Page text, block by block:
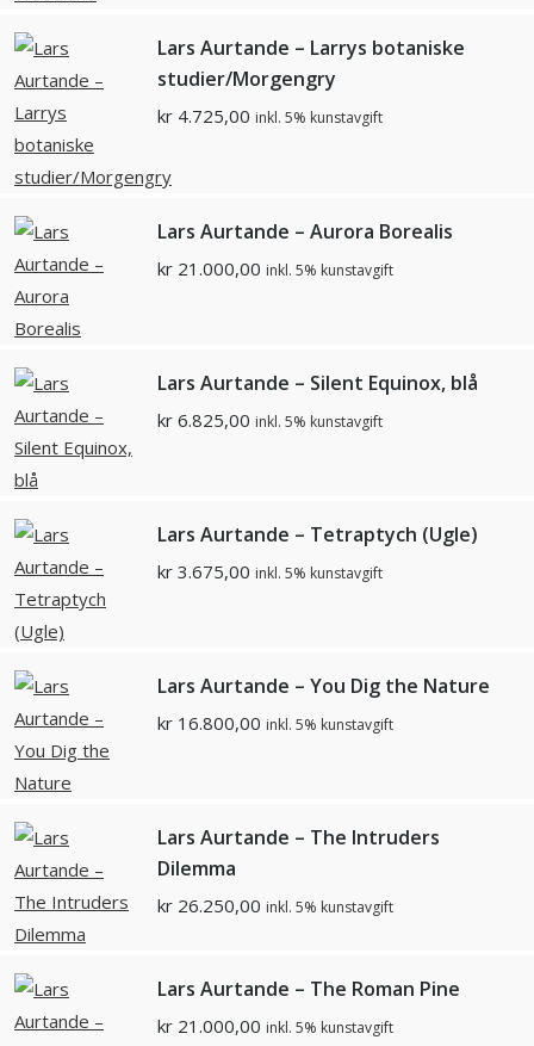
Lars Aurtande – Larrys botaniske
studier/Morgengry
kr 4.725,00 inkl. 5% kunstavgift
Lars Aurtande – Aurora Borealis
kr 21.000,00 inkl. 5% kunstavgift
Lars Aurtande – Silent Equinox, blå
kr 6.825,00 inkl. 5% kunstavgift
Lars Aurtande – Tetraptych (Ugle)
kr 3.675,00 inkl. 5% kunstavgift
Lars Aurtande – You Dig the Nature
kr 16.800,00 inkl. 5% kunstavgift
Lars Aurtande – The Intruders
Dilemma
kr 26.250,00 inkl. 5% kunstavgift
Lars Aurtande – The Roman Pine
kr 21.000,00 inkl. 5% kunstavgift